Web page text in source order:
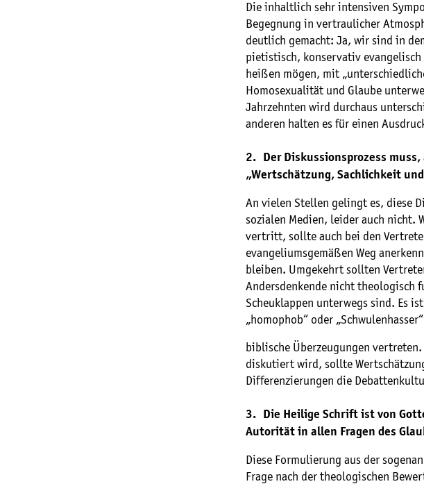
Die inhaltlich sehr intensiven
Begegnung in vertraulicher
deutlich gemacht: Ja, wir sind in
pietistisch, konservativ
heißen mögen, mit
Homosexualität und Glaube
Jahrzehnten wird durchaus
anderen halten es für einen
2. Der Diskussionsprozess
„Wertschätzung, Sachlichkeit
An vielen Stellen gelingt es, diese
sozialen Medien, leider auch nicht.
vertritt, sollte auch bei den
evangeliumsgemäßen Weg
bleiben. Umgekehrt sollten
Andersdenkende nicht theologisch
Scheuklappen unterwegs sind. Es
„homophob“ oder
biblische Überzeugungen
diskutiert wird, sollte
Differenzierungen die
3. Die Heilige Schrift ist von
Autorität in allen Fragen des
Diese Formulierung aus der
Frage nach der theologischen